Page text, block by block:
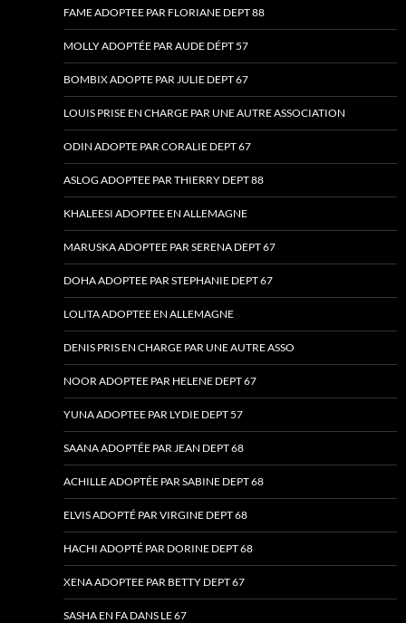
FAME ADOPTEE PAR FLORIANE DEPT 88
MOLLY ADOPTÉE PAR AUDE DÉPT 57
BOMBIX ADOPTE PAR JULIE DEPT 67
LOUIS PRISE EN CHARGE PAR UNE AUTRE ASSOCIATION
ODIN ADOPTE PAR CORALIE DEPT 67
ASLOG ADOPTEE PAR THIERRY DEPT 88
KHALEESI ADOPTEE EN ALLEMAGNE
MARUSKA ADOPTEE PAR SERENA DEPT 67
DOHA ADOPTEE PAR STEPHANIE DEPT 67
LOLITA ADOPTEE EN ALLEMAGNE
DENIS PRIS EN CHARGE PAR UNE AUTRE ASSO
NOOR ADOPTEE PAR HELENE DEPT 67
YUNA ADOPTEE PAR LYDIE DEPT 57
SAANA ADOPTÉE PAR JEAN DEPT 68
ACHILLE ADOPTÉE PAR SABINE DEPT 68
ELVIS ADOPTÉ PAR VIRGINE DEPT 68
HACHI ADOPTÉ PAR DORINE DEPT 68
XENA ADOPTEE PAR BETTY DEPT 67
SASHA EN FA DANS LE 67